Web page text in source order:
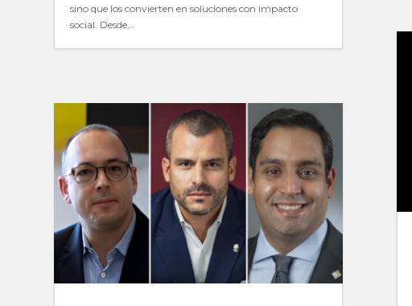
sino que los convierten en soluciones con impacto
social. Desde...